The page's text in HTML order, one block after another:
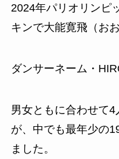
2024年パリオリンピ
キンで大能寛飛（お
ダンサーネーム・
男女ともに合わせて
が、中でも最年少の
ました。